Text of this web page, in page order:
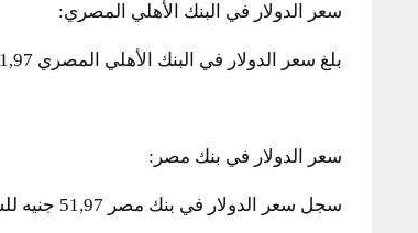
سعر الدولار في البنك الأهلي المصري:
بلغ سعر الدولار في البنك الأهلي المصري 51,97 جنيه للشراء، 52,07 جنيه للبيع.
سعر الدولار في بنك مصر:
سجل سعر الدولار في بنك مصر 51,97 جنيه للشراء، 52,07 جنيه للبيع.